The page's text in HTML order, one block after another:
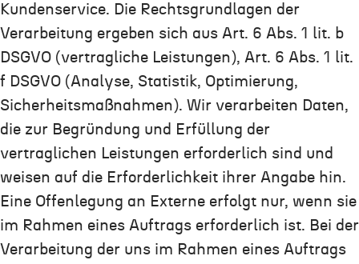
Kundenservice. Die Rechtsgrundlagen der
Verarbeitung ergeben sich aus Art. 6 Abs. 1 lit. b
DSGVO (vertragliche Leistungen), Art. 6 Abs. 1 lit.
f DSGVO (Analyse, Statistik, Optimierung,
Sicherheitsmaßnahmen). Wir verarbeiten Daten,
die zur Begründung und Erfüllung der
vertraglichen Leistungen erforderlich sind und
weisen auf die Erforderlichkeit ihrer Angabe hin.
Eine Offenlegung an Externe erfolgt nur, wenn sie
im Rahmen eines Auftrags erforderlich ist. Bei der
Verarbeitung der uns im Rahmen eines Auftrags